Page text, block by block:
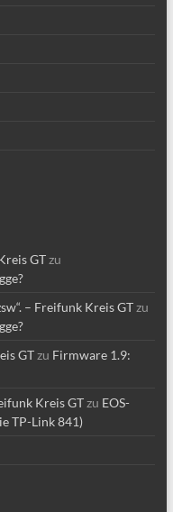
GTzu
– Freifunk Kreis GTzu
GTzu Firmware 1.9:
Kreis GTzu EOS-
TP-Link 841)